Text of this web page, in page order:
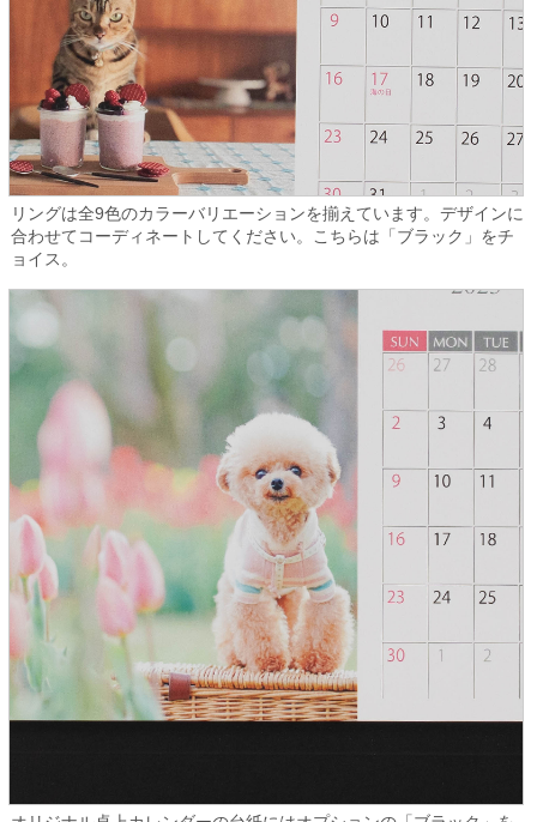
リングは全9色のカラーバリエーションを揃えています。デザインに
合わせてコーディネートしてください。こちらは「ブラック」をチ
ョイス。